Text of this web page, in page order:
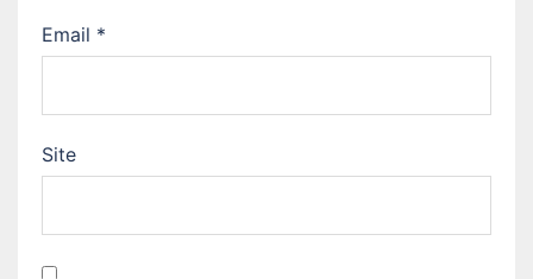
Email *
Site